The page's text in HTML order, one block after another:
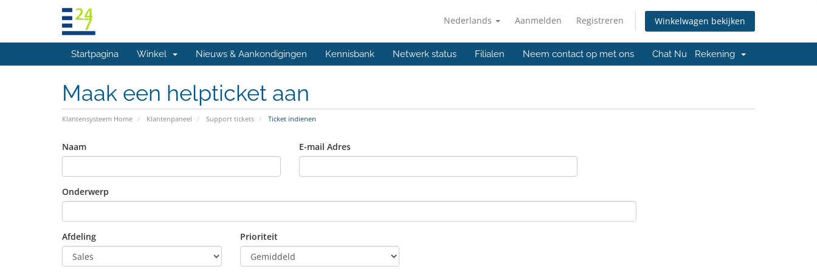
Nederlands Aanmelden Registreren Winkelwagen bekijken
Startpagina Winkel Nieuws & Aankondigingen Kennisbank Netwerk status Filialen Neem contact op met ons Chat Nu Rekening
Maak een helpticket aan
Klantensysteem Home Klantenpaneel Support tickets Ticket indienen
Naam E-mail Adres
Onderwerp
Afdeling Prioriteit